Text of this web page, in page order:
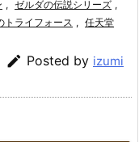
, ゼルダの伝説シリーズ ,
トライフォース , 任天堂
 Posted by izumi